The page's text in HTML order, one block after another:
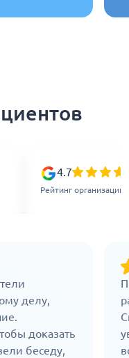
4.7
Рейтинг организации
делу,
доказать
беседу,